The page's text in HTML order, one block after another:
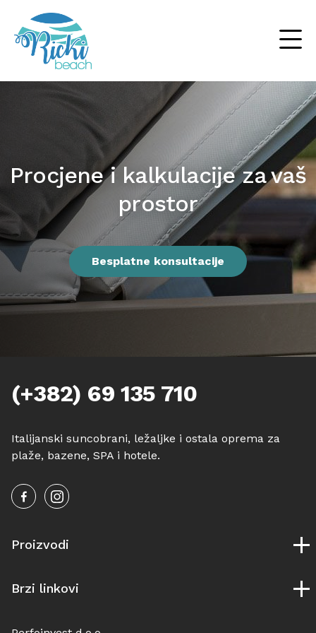
Suncobrani
Ležaljke
Drvene ležaljke
Baldahini
Nautika
Namještaj za enterijer i eksterijer
Oprema
Igračke
Procjene i kalkulacije za vaš
prostor
Besplatne konsultacije
(+382) 69 135 710
Italijanski suncobrani, ležaljke i ostala oprema za
plaže, bazene, SPA i hotele.
Proizvodi
Ležaljke
Brzi linkovi